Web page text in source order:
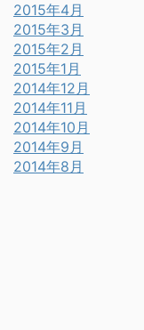
2015年4月
2015年3月
2015年2月
2015年1月
2014年12月
2014年11月
2014年10月
2014年9月
2014年8月